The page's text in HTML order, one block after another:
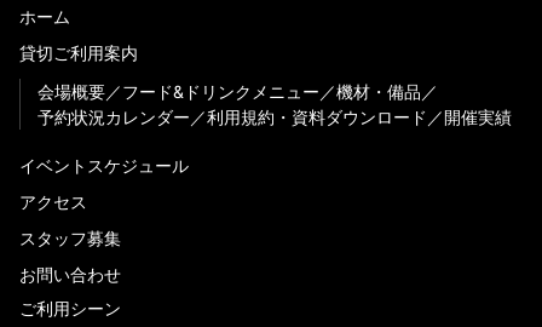
ホーム
貸切ご利用案内
会場概要
フード&ドリンクメニュー
機材・備品
予約状況カレンダー
利用規約・資料ダウンロード 開催実績
イベントスケジュール
アクセス
スタッフ募集
お問い合わせ
ご利用シーン